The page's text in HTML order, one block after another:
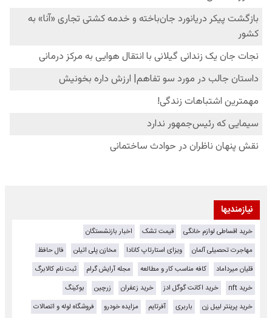
نیازمندیها
خرید اقساطی لوازم خانگی قیمت تشک
اخبار بازنشستگان
مهاجرت تحصیلی آلمان
ویزای استارتاپ کانادا مخازن پلی اتیلن
فال حافظ
قلیان میرداماد
کافه مناسب کار و مطالعه مجله آرایش گرام
ثبت نام کالابرگ
خرید nft
خرید اکانت گوگل ادز خرید زعفران زرچین
بوکینگ
خرید پرینتر لیبل زن
باربری آفرتایم مزایده خودرو
فروشگاه لوله و اتصالات